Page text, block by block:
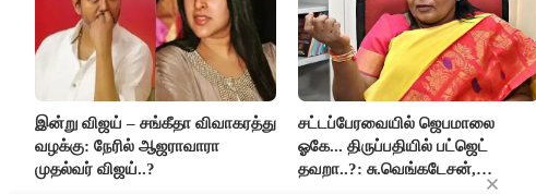
இன்று விஜய் – சங்கீதா விவாகரத்து
வழக்கு: நேரில் ஆஜராவாரா
முதல்வர் விஜய்..?
சட்டப்பேரவையில் ஜெபமாலை
ஓகே... திருப்பதியில் பட்ஜெட்
தவறா..?: சு.வெங்கடேசன்,